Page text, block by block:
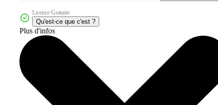
Licence Gratuite
Qu'est-ce que c'est ?
Plus d'infos